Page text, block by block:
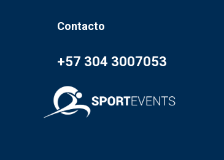
Contacto
+57 304 3007053